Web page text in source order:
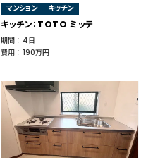
マンション キッチン
キッチン：TOTO ミッテ
期間 ： 4日
費用 ： 190万円